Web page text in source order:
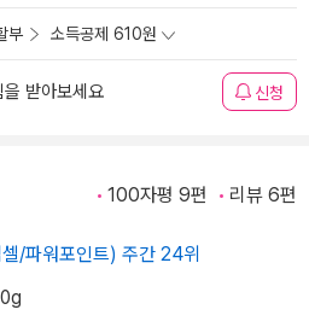
부 소득공제 610원
받아보세요 신청
100자평 9편 리뷰 6편
/파워포인트) 주간 24위